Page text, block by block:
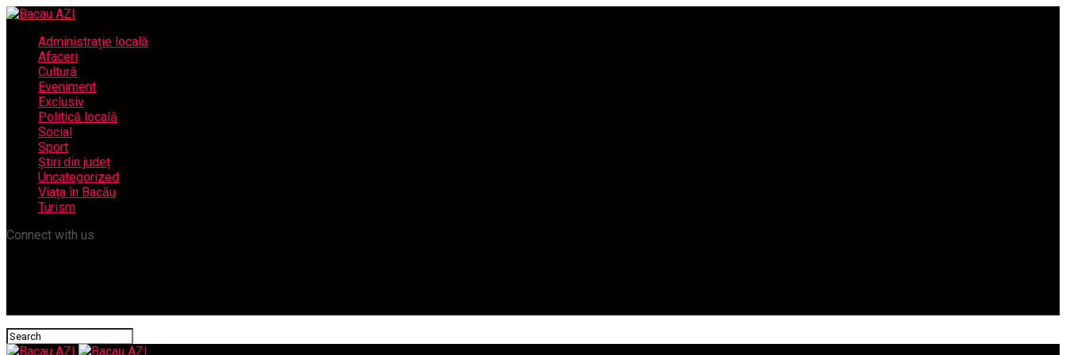
Administrație locală
Afaceri
Cultură
Eveniment
Exclusiv
Politică locală
Social
Sport
Știri din județ
Uncategorized
Viața în Bacău
Turism
Connect with us